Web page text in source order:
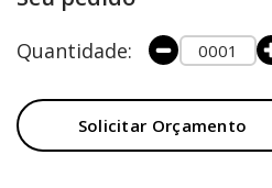
Quantidade:
Solicitar Orçamento